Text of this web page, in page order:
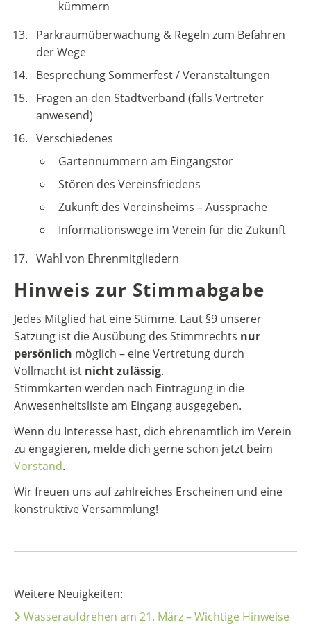
kümmern
Parkraumüberwachung & Regeln zum Befahren
der Wege
Besprechung Sommerfest / Veranstaltungen
Fragen an den Stadtverband (falls Vertreter
anwesend)
Verschiedenes
Gartennummern am Eingangstor
Stören des Vereinsfriedens
Zukunft des Vereinsheims – Aussprache
Informationswege im Verein für die Zukunft
Wahl von Ehrenmitgliedern
Hinweis zur Stimmabgabe
Jedes Mitglied hat eine Stimme. Laut §9 unserer
Satzung ist die Ausübung des Stimmrechts nur
persönlich möglich – eine Vertretung durch
Vollmacht ist nicht zulässig.
Stimmkarten werden nach Eintragung in die
Anwesenheitsliste am Eingang ausgegeben.
Wenn du Interesse hast, dich ehrenamtlich im Verein
zu engagieren, melde dich gerne schon jetzt beim
Vorstand.
Wir freuen uns auf zahlreiches Erscheinen und eine
konstruktive Versammlung!
Weitere Neuigkeiten:
Wasseraufdrehen am 21. März – Wichtige Hinweise